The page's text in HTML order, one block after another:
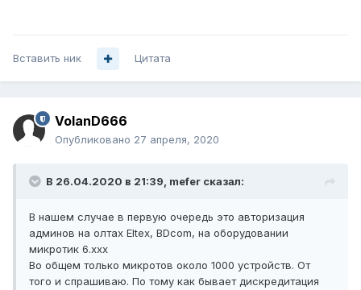
Вставить ник Цитата
VolanD666
Опубликовано 27 апреля, 2020
В 26.04.2020 в 21:39, mefer сказал:
В нашем случае в первую очередь это авторизация
админов на олтах Eltex, BDcom, на оборудовании
микротик 6.ххх
Во общем только микротов около 1000 устройств. От
того и спрашиваю. По тому как бывает дискредитация